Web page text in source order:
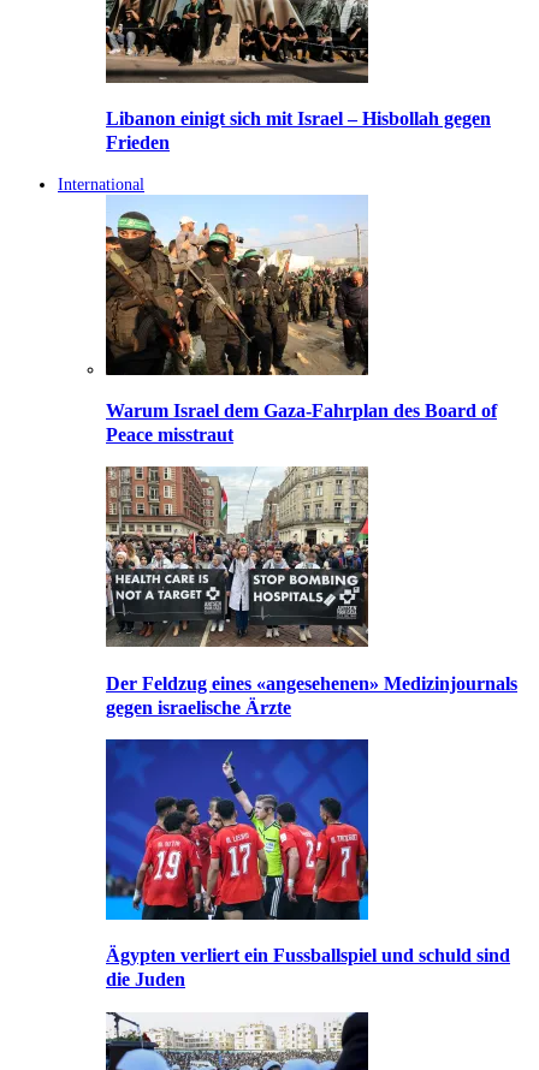
Libanon einigt sich mit Israel – Hisbollah gegen
Frieden
International
Warum Israel dem Gaza-Fahrplan des Board of
Peace misstraut
Der Feldzug eines «angesehenen» Medizinjournals
gegen israelische Ärzte
Ägypten verliert ein Fussballspiel und schuld sind
die Juden